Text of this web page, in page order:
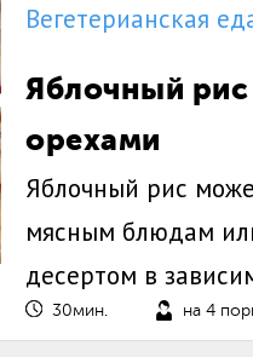
Вегетерианская
Яблочный
орехами
Яблочный рис
мясным блюдам
десертом в
30мин. на 4